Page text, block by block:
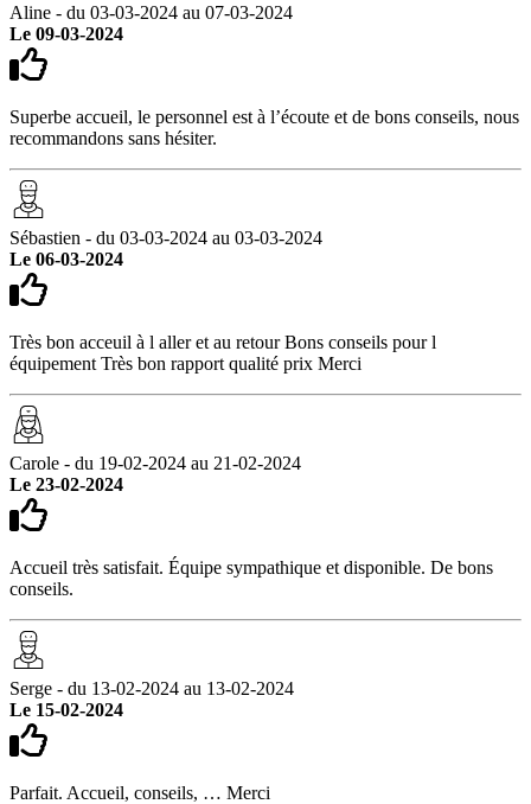
Aline - du 03-03-2024 au 07-03-2024
Le 09-03-2024
Superbe accueil, le personnel est à l’écoute et de bons conseils, nous
recommandons sans hésiter.
Sébastien - du 03-03-2024 au 03-03-2024
Le 06-03-2024
Très bon acceuil à l aller et au retour Bons conseils pour l
équipement Très bon rapport qualité prix Merci
Carole - du 19-02-2024 au 21-02-2024
Le 23-02-2024
Accueil très satisfait. Équipe sympathique et disponible. De bons
conseils.
Serge - du 13-02-2024 au 13-02-2024
Le 15-02-2024
Parfait. Accueil, conseils, … Merci